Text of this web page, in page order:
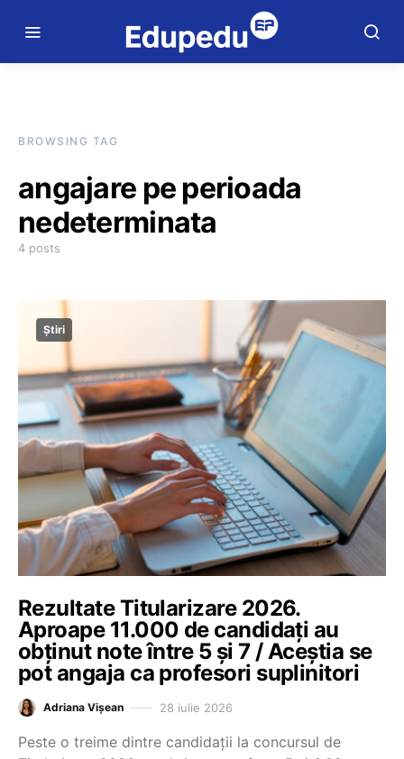
BROWSING TAG
angajare pe perioada
nedeterminata
4 posts
Știri
Rezultate Titularizare 2026.
Aproape 11.000 de candidați au
obținut note între 5 și 7 / Aceștia se
pot angaja ca profesori suplinitori
Adriana Vișean 28 iulie 2026
Peste o treime dintre candidații la concursul de